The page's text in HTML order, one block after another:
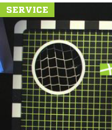
SERVICE